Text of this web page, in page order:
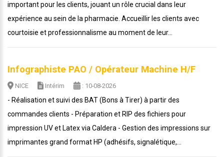
important pour les clients, jouant un rôle crucial dans leur
expérience au sein de la pharmacie. Accueillir les clients avec
courtoisie et professionnalisme au moment de leur...
Infographiste PAO / Opérateur Machine H/F
NICE Intérim : 10-08-2026
- Réalisation et suivi des BAT (Bons à Tirer) à partir des
commandes clients - Préparation et RIP des fichiers pour
impression UV et Latex via Caldera - Gestion des impressions sur
imprimantes grand format HP (adhésifs, signalétique,...